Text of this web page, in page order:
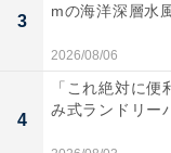
3
mの海洋深層水
2026/08/06
4
「これ絶対に
み式ランドリー